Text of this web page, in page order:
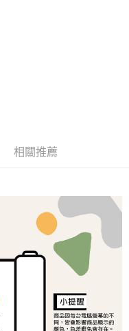
立即使用無須另外申請。
會自動跳轉到大哥付的交易
交易確認頁面所載為準。
審核未通過，訂單將自動取
哥付你分期系統評分，恕無
於每月結算日後寄送繳費提
／台灣大直營門市／銀行轉
支付方式。 讓您購物簡單
。
。
跳轉至「AFTEE先享後付」
成結帳。
中的連結，可透過四大超商／
相關推薦